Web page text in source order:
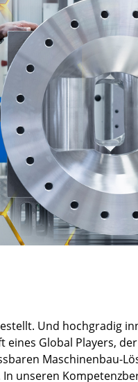
Und hochgradig
eines Global Players,
Maschinenbau-
unseren